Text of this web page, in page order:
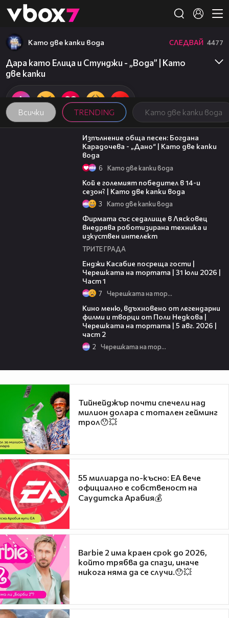
👾
Всички TRENDING Като две капки вода
Като две капки вода СЛЕДВАЙ 4477
Дара като Елица и Стунджи - „Вода” | Като
две капки
02:36
Изпълнение обща песен: Богдана
Карадочева - „Дано“ | Като две капки
вода
6 Като две капки вода
Кой е големият победител в 14-и
сезон? | Като две капки вода
3 Като две капки вода
Фирмата със седалище в Лясковец
внедрява роботизирана техника и
изкуствен интелект
ТРИТЕ ГРАДА
Енджи Касабие посреща гости |
Черешката на тортата | 31 юли 2026 |
Част 1
7 Черешката на тортата
Кино меню, вдъхновено от легендарни
филми и творци от Поли Недкова |
Черешката на тортата | 5 авг. 2026 |
част 2
2 Черешката на тортата
Тийнейджър почти спечели над
милион долара с тотален гейминг
трол😯💥
55 милиарда по-късно: EA вече
официално е собственост на
Саудитска Арабия💰
Barbie 2 има краен срок до 2026,
който трябва да спази, иначе
никога няма да се случи.😯💥